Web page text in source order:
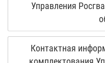
Управления
Контактная